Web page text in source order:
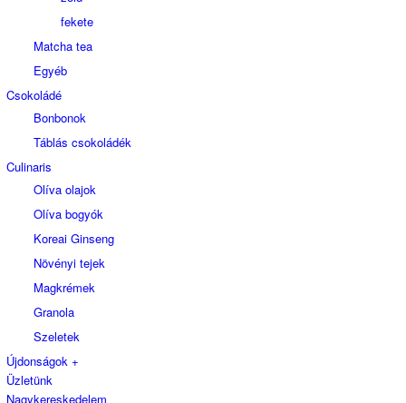
fekete
Matcha tea
Egyéb
Csokoládé
Bonbonok
Táblás csokoládék
Culinaris
Olíva olajok
Olíva bogyók
Koreai Ginseng
Növényi tejek
Magkrémek
Granola
Szeletek
Újdonságok +
Üzletünk
Nagykereskedelem